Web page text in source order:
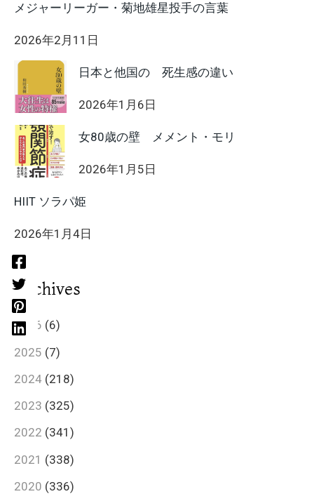
メジャーリーガー・菊地雄星投手の言葉
2026年2月11日
日本と他国の 死生感の違い
2026年1月6日
女80歳の壁 メメント・モリ
2026年1月5日
HIIT ソラパ姫
2026年1月4日
Archives
2026 (6)
2025 (7)
2024 (218)
2023 (325)
2022 (341)
2021 (338)
2020 (336)